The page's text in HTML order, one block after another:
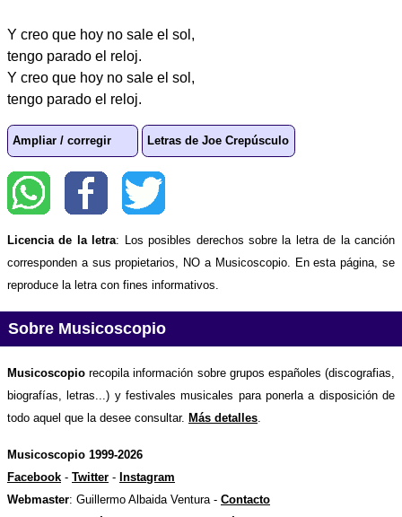
Y creo que hoy no sale el sol,
tengo parado el reloj.
Y creo que hoy no sale el sol,
tengo parado el reloj.
Ampliar / corregir Letras de Joe Crepúsculo
Licencia de la letra: Los posibles derechos sobre la letra de la canción
corresponden a sus propietarios, NO a Musicoscopio. En esta página, se
reproduce la letra con fines informativos.
Sobre Musicoscopio
Musicoscopio recopila información sobre grupos españoles (discografias,
biografías, letras...) y festivales musicales para ponerla a disposición de
todo aquel que la desee consultar. Más detalles
Musicoscopio 1999-2026
Facebook - Twitter - Instagram
Webmaster: Guillermo Albaida Ventura - Contacto